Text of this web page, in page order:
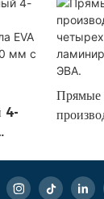
4-
Прямые
ЭВА.